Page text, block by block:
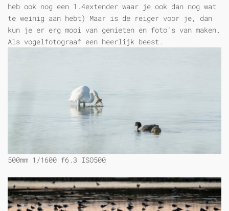
heb ook nog een 1.4extender waar je ook dan nog wat
te weinig aan hebt) Maar is de reiger voor je, dan
kun je er erg mooi van genieten en foto's van maken.
Als vogelfotograaf een heerlijk beest.
500mm 1/1600 f6.3 ISO500